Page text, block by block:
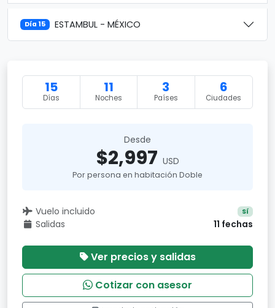
Día 15 ESTAMBUL - MÉXICO
15
Días
11
Noches
3
Países
6
Ciudades
Desde
$2,997 USD
Por persona en habitación Doble
Vuelo incluido Sí
Salidas 11 fechas
Ver precios y salidas
Cotizar con asesor